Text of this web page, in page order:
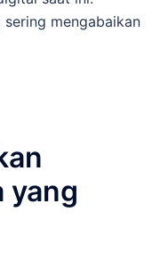
mengabaikan
yang